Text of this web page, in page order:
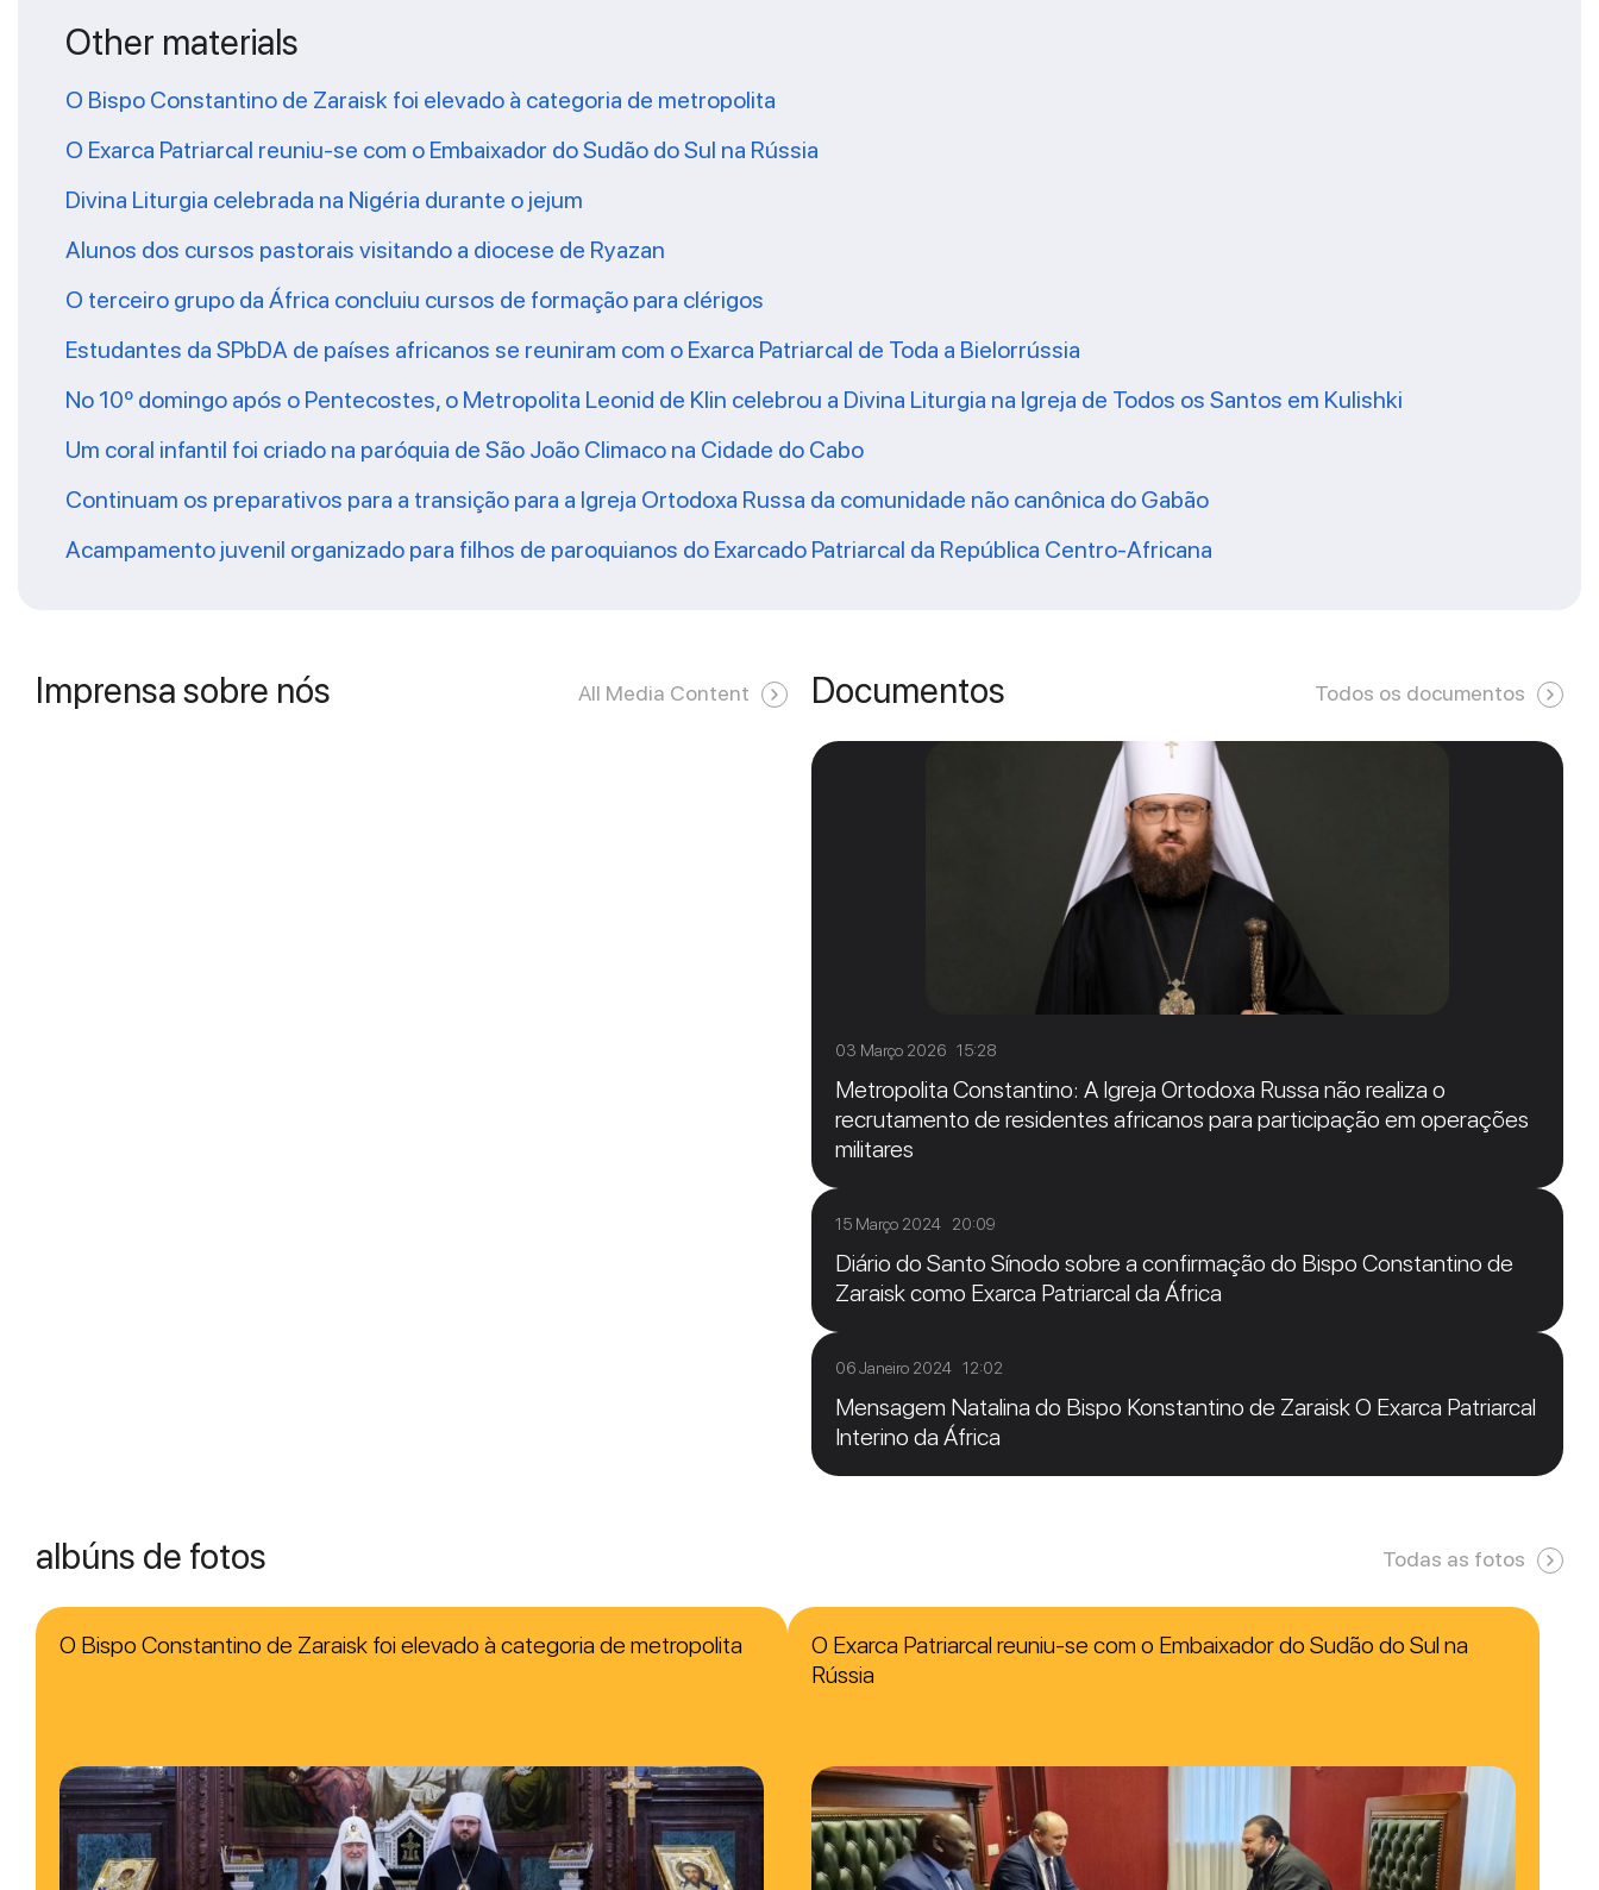
Other materials
O Bispo Constantino de Zaraisk foi elevado à categoria de metropolita
O Exarca Patriarcal reuniu-se com o Embaixador do Sudão do Sul na Rússia
Divina Liturgia celebrada na Nigéria durante o jejum
Alunos dos cursos pastorais visitando a diocese de Ryazan
O terceiro grupo da África concluiu cursos de formação para clérigos
Estudantes da SPbDA de países africanos se reuniram com o Exarca Patriarcal de Toda a Bielorrússia
No 10º domingo após o Pentecostes, o Metropolita Leonid de Klin celebrou a Divina Liturgia na Igreja de Todos os Santos em Kulishki
Um coral infantil foi criado na paróquia de São João Climaco na Cidade do Cabo
Continuam os preparativos para a transição para a Igreja Ortodoxa Russa da comunidade não canônica do Gabão
Acampamento juvenil organizado para filhos de paroquianos do Exarcado Patriarcal da República Centro-Africana
Imprensa sobre nós All Media Content Documentos Todos os documentos
03 Março 2026 15:28
Metropolita Constantino: A Igreja Ortodoxa Russa não realiza o
recrutamento de residentes africanos para participação em operações
militares
15 Março 2024 20:09
Diário do Santo Sínodo sobre a confirmação do Bispo Constantino de
Zaraisk como Exarca Patriarcal da África
06 Janeiro 2024 12:02
Mensagem Natalina do Bispo Konstantino de Zaraisk O Exarca Patriarcal
Interino da África
albúns de fotos Todas as fotos
O Bispo Constantino de Zaraisk foi elevado à categoria de metropolita
O Exarca Patriarcal reuniu-se com o Embaixador do Sudão do Sul na
Rússia